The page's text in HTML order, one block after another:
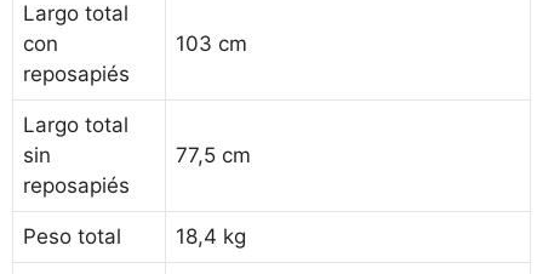
Largo total
con
reposapiés
103 cm
Largo total
sin
reposapiés
77,5 cm
Peso total 18,4 kg